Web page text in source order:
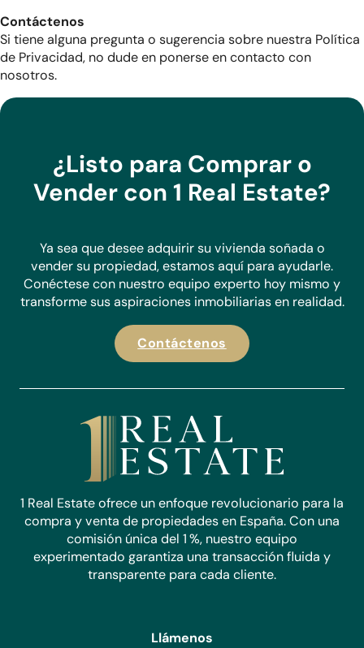
Contáctenos
Si tiene alguna pregunta o sugerencia sobre nuestra Política
de Privacidad, no dude en ponerse en contacto con
nosotros.
¿Listo para Comprar o
Vender con 1 Real Estate?
Ya sea que desee adquirir su vivienda soñada o
vender su propiedad, estamos aquí para ayudarle.
Conéctese con nuestro equipo experto hoy mismo y
transforme sus aspiraciones inmobiliarias en realidad.
Contáctenos
1 Real Estate ofrece un enfoque revolucionario para la
compra y venta de propiedades en España. Con una
comisión única del 1 %, nuestro equipo
experimentado garantiza una transacción fluida y
transparente para cada cliente.
Llámenos